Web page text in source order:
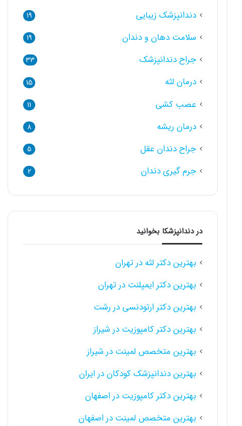
دندانپزشک زیبایی 19
سلامت دهان و دندان 19
جراح دندانپزشک 33
درمان لثه 15
عصب کشی 11
درمان ریشه 8
جراح دندان عقل 5
جرم گیری دندان 2
در دندانپزشکا بخوانید
بهترین دکتر لثه در تهران
بهترین دکتر ایمپلنت در تهران
بهترین دکتر ارتودنسی در رشت
بهترین دکتر کامپوزیت در شیراز
بهترین متخصص لمینت در شیراز
بهترین دندانپزشک کودکان در ایران
بهترین دکتر کامپوزیت در اصفهان
بهترین متخصص لمینت در اصفهان